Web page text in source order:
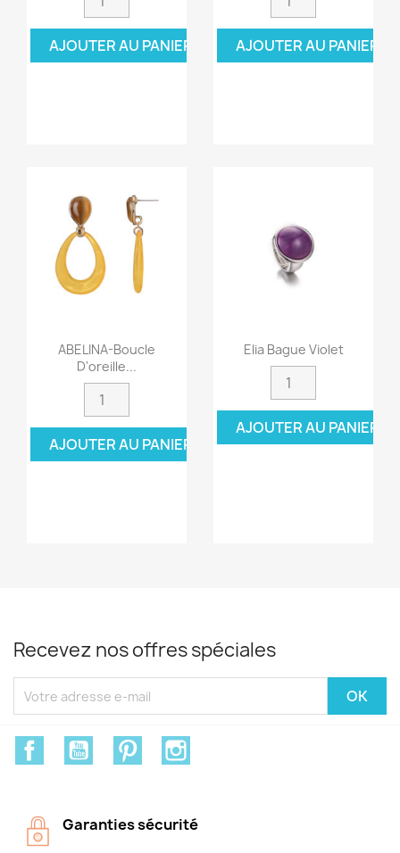
AJOUTER AU PANIER AJOUTER AU PANIER
ABELINA-Boucle
D'oreille...
AJOUTER AU PANIER
Elia Bague Violet
AJOUTER AU PANIER
Recevez nos offres spéciales
FacebookYouTube Pinterest
Garanties sécurité